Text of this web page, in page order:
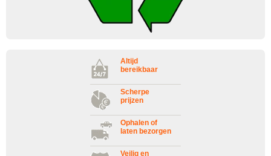
Altijd
bereikbaar
Scherpe
prijzen
Ophalen of
laten bezorgen
Veilig en